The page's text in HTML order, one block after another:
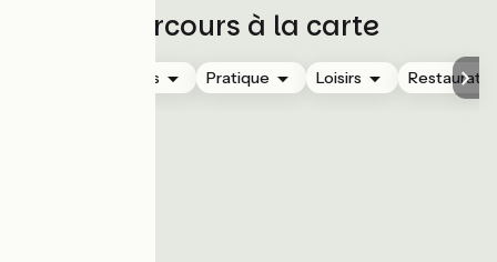
Parcours à la carte
Hébergements Pratique Loisirs